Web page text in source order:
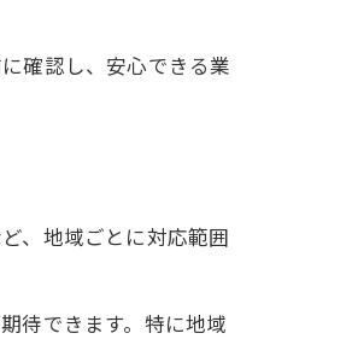
確認し、安心できる業
、地域ごとに対応範囲
待できます。特に地域